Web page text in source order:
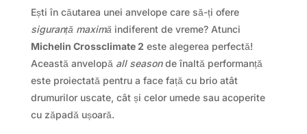
Ești în căutarea unei anvelope care să-ți ofere
siguranță maximă indiferent de vreme? Atunci
Michelin Crossclimate 2 este alegerea perfectă!
Această anvelopă all seasonde înaltă performanță
este proiectată pentru a face față cu brio atât
drumurilor uscate, cât și celor umede sau acoperite
cu zăpadă ușoară.